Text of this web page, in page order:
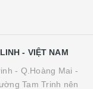
- VIỆT NAM
- Q.Hoàng Mai -
Tam Trinh nên